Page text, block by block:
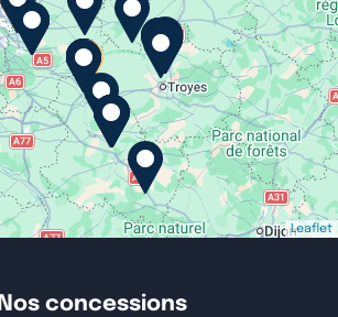
Leaflet
Nos concessions